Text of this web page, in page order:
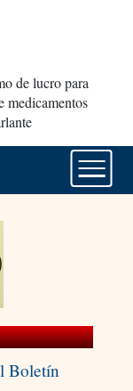
de lucro para
medicamentos
Boletín